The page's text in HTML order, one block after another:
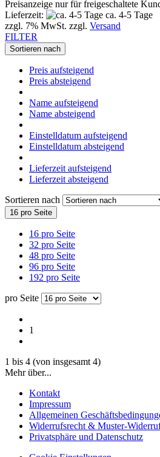
Preisanzeige nur für freigeschaltete
Lieferzeit:
ca. 4-5 Tage
zzgl. 7% MwSt. zzgl. Versand
FILTER
Sortieren nach
Preis aufsteigend
Preis absteigend
Name aufsteigend
Name absteigend
Einstelldatum aufsteigend
Einstelldatum absteigend
Lieferzeit aufsteigend
Lieferzeit absteigend
Sortieren nach
16 pro Seite
16 pro Seite
32 pro Seite
48 pro Seite
96 pro Seite
192 pro Seite
pro Seite
1
1 bis 4 (von insgesamt 4)
Mehr über...
Kontakt
Impressum
Allgemeinen
Widerrufsrecht & Muster-
Privatsphäre und Datenschutz